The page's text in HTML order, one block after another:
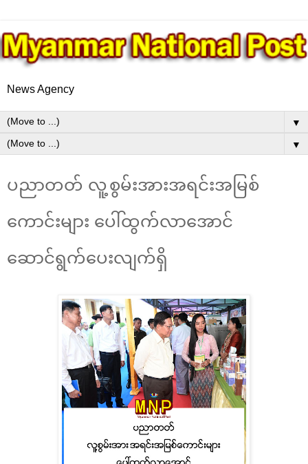
News Agency
▼
▼
ပညာတတ် လူ့စွမ်းအားအရင်းအမြစ်
ကောင်းများ ပေါ်ထွက်လာအောင်
ဆောင်ရွက်ပေးလျက်ရှိ